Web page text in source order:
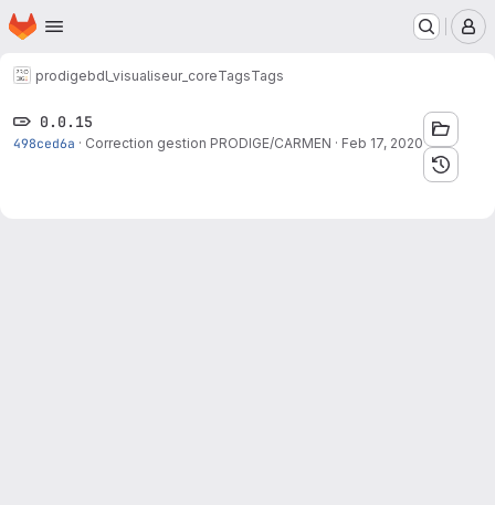
Skip to main content
Homepage
prodigebdl_visualiseur_coreTagsTags
0.0.15
498ced6a · Correction gestion PRODIGE/CARMEN · Feb 17, 2020